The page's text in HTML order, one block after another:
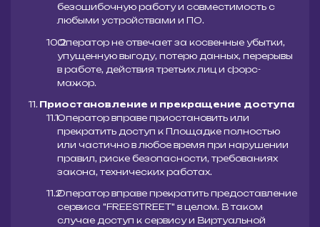
безошибочную работу и совместимость с
любыми устройствами и ПО.
Оператор не отвечает за косвенные убытки,
упущенную выгоду, потерю данных, перерывы
в работе, действия третьих лиц и форс-
мажор.
Приостановление и прекращение доступа
Оператор вправе приостановить или
прекратить доступ к Площадке полностью
или частично в любое время при нарушении
правил, риске безопасности, требованиях
закона, технических работах.
Оператор вправе прекратить предоставление
сервиса "FREESTREET" в целом. В таком
случае доступ к сервису и Виртуальной